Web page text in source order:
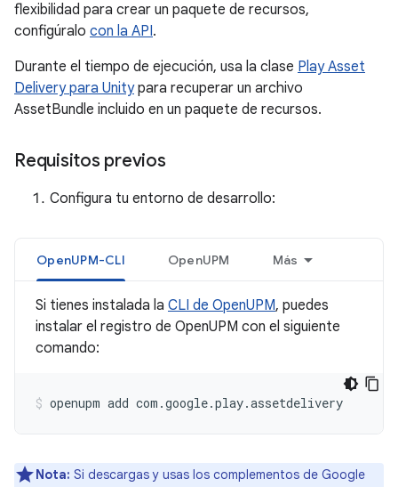
flexibilidad para crear un paquete de recursos,
configúralo con la API.
Durante el tiempo de ejecución, usa la clase Play Asset
Delivery para Unitypara recuperar un archivo
AssetBundle incluido en un paquete de recursos.
Requisitos previos
Configura tu entorno de desarrollo:
OpenUPM-CLI OpenUPM Más
Si tienes instalada la CLI de OpenUPM, puedes
instalar el registro de OpenUPM con el siguiente
comando:
openupm add com.google.play.assetdelivery
Nota: Si descargas y usas los complementos de Google